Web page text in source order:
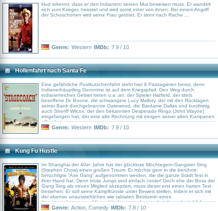
Hud erkennt, dass er den Indianern seinen Mut beweisen muss. Er wandelt
sich zum Krieger, heiratet und wird somit einer von ihnen. Bei einem Angriff
der Schoschonen wird seine Frau getötet. Er sinnt nach Rache ...
Genre: Western IMDb: 7.9 / 10
Höllenfahrt nach Santa Fe
Eine gefährliche Postkutschenfahrt steht hier 9 Passagieren bevor, denn
Indianerhäuptling Geronimo ist auf dem Kriegspfad. Den Weg durch
indianerreiches Gebiet treten u.a. an: der Spieler Hatfield, der stets
besoffene Dr. Boone, die schwangere Lucy Mallory, der mit den Rücklagen
seiner Bank durchgebrannte Gatewood, die Bardame Dallas und kurzfristig
auch Sheriff Wilcox, der den bekannten Desperado Ringo (John Wayne)
eingefangen hat, der eine alte Rechnung mit einigen seiner alten Kumpanen
offen hat.
Genre: Western IMDb: 7.9 / 10
Kung Fu Hustle
Im Shanghai der 40er Jahre hat der glücklose Möchtegern-Gangster Sing
(Stephen Chow) einen großen Traum: Er möchte gern in die berühmt-
berüchtigte “Axe Gang” aufgenommen werden, die die ganze Stadt fest in
ihrer Hand hat. Denn böse Jungs sind einfach cooler! Doch ehe der Boss der
Gang Sing als neues Mitglied akzeptiert, muss dieser erst einen harten Test
bestehen: Er soll seine Kampfkünste unter Beweis stellen, indem er sich mit
der ebenso unausstehlichen wie rabiaten Besitzerin eines
heruntergekommenen Häuserblocks sowie deren scheinbar schwächlichem
Mann anlegt. Doch alle Einschüchterungsversuche gegen das ältere
Genre: Action Comedy IMDb: 7.8 / 10